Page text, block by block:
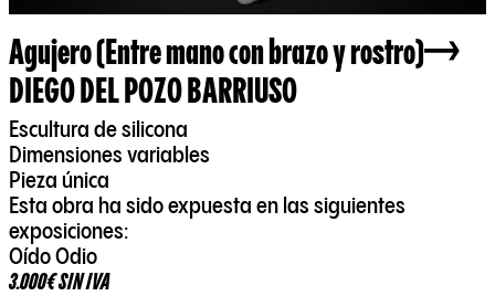
Agujero (Entre mano con brazo y rostro)
DIEGO DEL POZO BARRIUSO
Escultura de silicona
Dimensiones variables
Pieza única
Esta obra ha sido expuesta en las siguientes
exposiciones:
Oído Odio
3.000€ SIN IVA